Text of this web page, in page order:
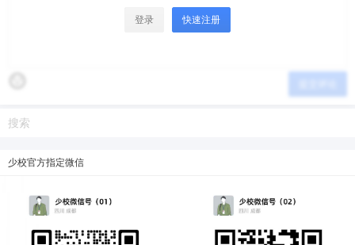
立刻支付
登录 快速注册
少校官方指定微信